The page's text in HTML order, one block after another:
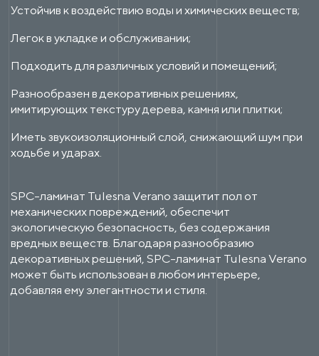
Устойчив к воздействию воды и химических веществ;
Легок в укладке и обслуживании;
Подходить для различных условий и помещений;
Разнообразен в декоративных решениях,
имитирующих текстуру дерева, камня или плитки;
Иметь звукоизоляционный слой, снижающий шум при
ходьбе и ударах.
SPC-ламинат Tulesna Verano защитит пол от
механических повреждений, обеспечит
экологическую безопасность, без содержания
вредных веществ. Благодаря разнообразию
декоративных решений, SPC-ламинат Tulesna Verano
может быть использован в любом интерьере,
добавляя ему элегантности и стиля.